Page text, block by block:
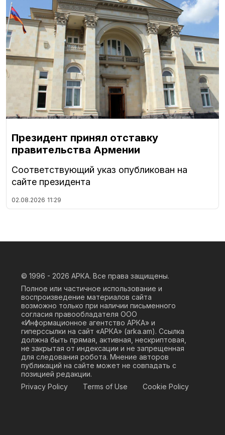
Президент принял отставку
правительства Армении
Соответствующий указ опубликован на
сайте президента
02.08.2026 11:29
© 1996 - 2026 АРКА. Все права защищены.
Полное или частичное использование и
воспроизведение материалов сайта
возможно только при наличии письменного
согласия правообладателя ООО
«Информационное агентство АРКА» и
гиперссылки на сайт «АРКА» (arka.am). Ссылка
должна быть прямая, активная, нескриптовая,
не закрытая от индексации и не запрещенная
для следования робота. Мнение авторов
публикаций на сайте может не совпадать с
позицией редакции.
Privacy Policy
Terms of Use Cookie Policy